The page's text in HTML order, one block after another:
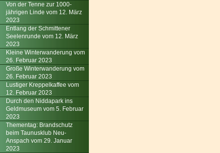
Von der Tenne zur 1000-
jährigen Linde vom 12. März
2023
Entlang der Schmittener
Seelenrunde vom 12. März
2023
Kleine Winterwanderung vom
26. Februar 2023
Große Winterwanderung vom
26. Februar 2023
Lustiger Kreppelkaffee vom
12. Februar 2023
Durch den Niddapark ins
Geldmuseum vom 5. Februar
2023
Thementag: Brandschutz
beim Taunusklub Neu-
Anspach vom 29. Januar
2023